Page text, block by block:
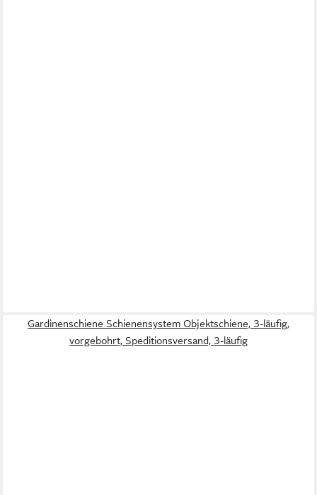
Gardinenschiene Schienensystem Objektschiene, 3-läufig,
vorgebohrt, Speditionsversand, 3-läufig